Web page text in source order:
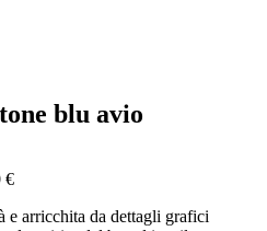
blu avio
€
e arricchita da dettagli grafici